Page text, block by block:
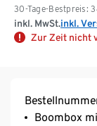
30-Tage-Bestpreis:
inkl. MwSt.inkl.
Zur Zeit nicht
Boombox